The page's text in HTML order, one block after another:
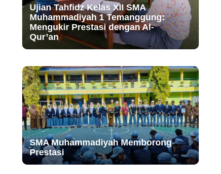
Ujian Tahfidz Kelas XII SMA
Muhammadiyah 1 Temanggung:
Mengukir Prestasi dengan Al-
Qur’an
SMA Muhammadiyah Memborong
Prestasi